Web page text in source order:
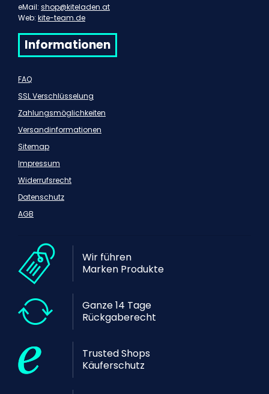
eMail: shop@kiteladen.at
Web: kite-team.de
Informationen
FAQ
SSL Verschlüsselung
Zahlungsmöglichkeiten
Versandinformationen
Sitemap
Impressum
Widerrufsrecht
Datenschutz
AGB
Wir führen
Marken Produkte
Ganze 14 Tage
Rückgaberecht
Trusted Shops
Käuferschutz